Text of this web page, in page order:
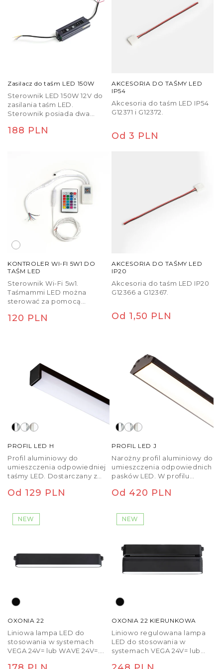
sprzedawane osobno.
Zalecamy zakup naszego
sterownika G13804, który
lub Tuya Smart. Ewentualnie
dołączonego pilota.
Zasilacz do taśm LED 150W
Sterownik LED 150W 12V do
zasilania taśm LED.
Sterownik posiada dwa
Cena
188 PLN
AKCESORIA DO TAŚMY LED
IP54
Akcesoria do taśm LED IP54
G12371 i G12372.
Cena
Od 3 PLN
KONTROLER WI-FI 5W1 DO
TAŚM LED
Sterownik Wi-Fi 5w1.
Taśmammi LED można
sterować za pomocą
Google Assistant lub Smart
również oddzielny pilot.
Sterownik Wi-fi może
sterować taśmami LED RGB
lub może służyć do
przyciemniania
jednokolorowych taśm LED
Cena
120 PLN
AKCESORIA DO TAŚMY LED
IP20
Akcesoria do taśm LED IP20
G12366 a G12367.
Cena
Od 1,50 PLN
PROFIL LED H
Profil aluminiowy do
umieszczenia odpowiedniej
taśmy LED. Dostarczany z
akcesoriami.
Cena
Od 129 PLN
PROFIL LED J
Narożny profil aluminiowy do
umieszczenia odpowiednich
pasków LED. W profilu
maksymalnie trzy paski LED
paski LED o szerokości 12
mm. Dostarczany z
Cena
Od 420 PLN
NEW
OXONIA 22
Liniowa lampa LED do
stosowania w systemach
VEGA 24V= lub WAVE 24V=.
NEW
OXONIA 22 KIERUNKOWA
Liniowo regulowana lampa
LED do stosowania w
systemach VEGA 24V= lub